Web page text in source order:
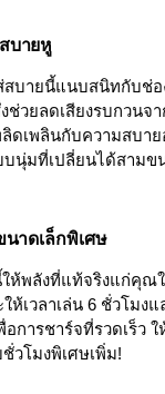
บายหู
สบายนี้แนบสนิทกับช่
วยลดเสียงรบกวนจ
ดเพลินกับความสบา
นุ่มที่เปลี่ยนได้สามข
นาดเล็กพิเศษ
ให้พลังที่แท้จริงแก่คุณ
ห้เวลาเล่น 6 ชั่วโมง
อการชาร์จที่รวดเร็ว
วโมงพิเศษเพิ่ม!